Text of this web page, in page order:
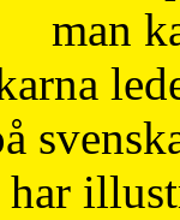
man
har